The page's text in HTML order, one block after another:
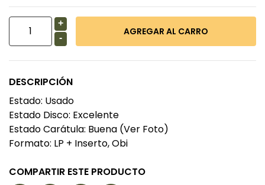
+
-
DESCRIPCIÓN
Estado: Usado
Estado Disco: Excelente
Estado Carátula: Buena (Ver Foto)
Formato: LP + Inserto, Obi
COMPARTIR ESTE PRODUCTO